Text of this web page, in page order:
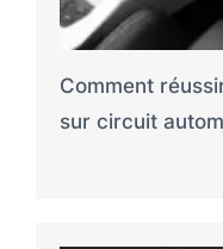
Comment
sur circuit